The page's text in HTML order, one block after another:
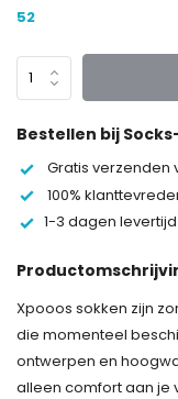
52
Bestellen bij
Gratis verzenden
100%
1-3 dagen levertijd
Xpooos sokken zijn
die momenteel
ontwerpen en
alleen comfort aan je